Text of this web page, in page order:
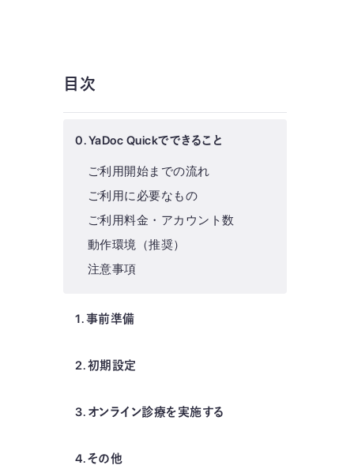
目次
0. YaDoc Quickでできること
ご利用開始までの流れ
ご利用に必要なもの
ご利用料金・アカウント数
動作環境（推奨）
注意事項
1. 事前準備
2. 初期設定
3. オンライン診療を実施する
4. その他